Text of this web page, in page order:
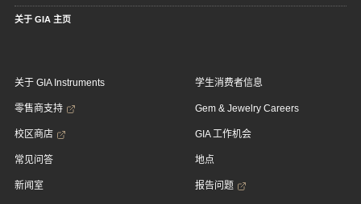
关于 GIA 主页
关于 GIA Instruments
零售商支持
校区商店
常见问答
新闻室
学生消费者信息
Gem & Jewelry Careers
GIA 工作机会
地点
报告问题